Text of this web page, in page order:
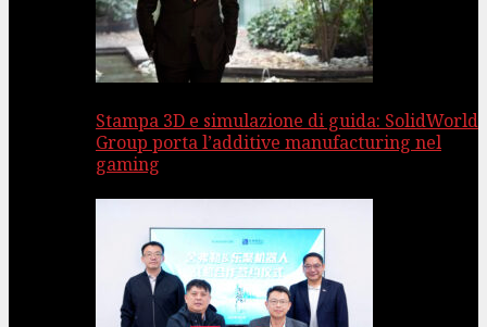
Stampa 3D e simulazione di guida: SolidWorld
Group porta l’additive manufacturing nel
gaming